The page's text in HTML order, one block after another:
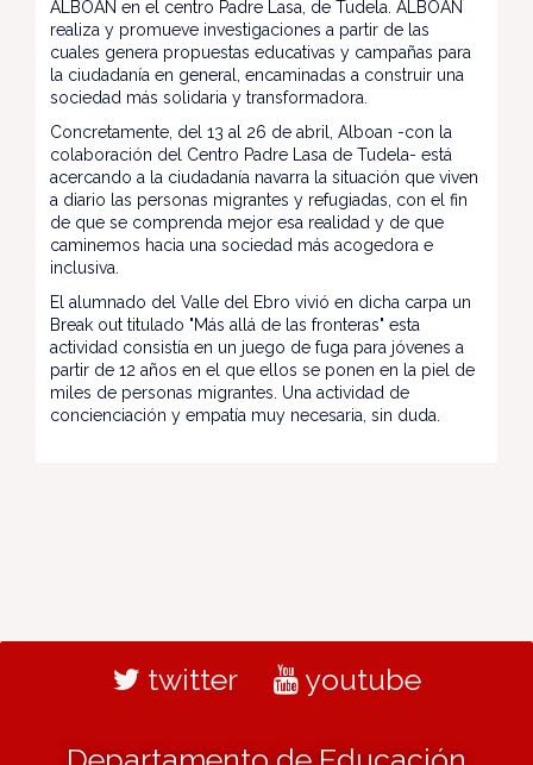
ALBOAN en el centro Padre Lasa, de Tudela. ALBOAN
realiza y promueve investigaciones a partir de las
cuales genera propuestas educativas y campañas para
la ciudadanía en general, encaminadas a construir una
sociedad más solidaria y transformadora.
Concretamente, del 13 al 26 de abril, Alboan -con la
colaboración del Centro Padre Lasa de Tudela- está
acercando a la ciudadanía navarra la situación que viven
a diario las personas migrantes y refugiadas, con el fin
de que se comprenda mejor esa realidad y de que
caminemos hacia una sociedad más acogedora e
inclusiva.
El alumnado del Valle del Ebro vivió en dicha carpa un
Break out titulado "Más allá de las fronteras" esta
actividad consistía en un juego de fuga para jóvenes a
partir de 12 años en el que ellos se ponen en la piel de
miles de personas migrantes. Una actividad de
concienciación y empatía muy necesaria, sin duda.
twitter youtube